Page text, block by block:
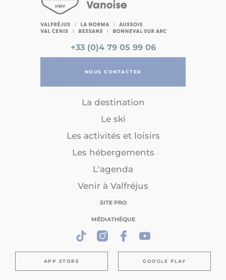
+33 (0)4 79 05 99 06
NOUS CONTACTER
La destination
Le ski
Les activités et loisirs
Les hébergements
L'agenda
Venir à Valfréjus
SITE PRO
MÉDIATHÈQUE
APP STORE GOOGLE PLAY